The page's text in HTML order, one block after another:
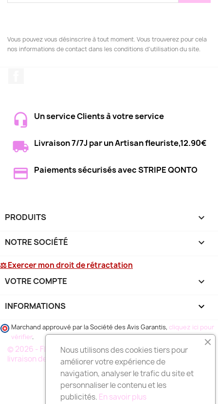
Vous pouvez vous désinscrire à tout moment. Vous trouverez pour cela
nos informations de contact dans les conditions d'utilisation du site.
Un service Clients à votre service
Livraison 7/7J par un Artisan fleuriste,12.90€
Paiements sécurisés avec STRIPE QONTO
PRODUITS 
NOTRE SOCIÉTÉ 
⚖ Exercer mon droit de rétractation
VOTRE COMPTE 
INFORMATIONS keyboard_arrow_down
Marchand approuvé par la Société des Avis Garantis, cliquez ici pour
vérifier.
© 2026 - FLEURS DEUIL MARSEILLE, votre spécialiste de la
livraison de fleurs à MARSEILLE et région
Nous utilisons des cookies tiers pour
améliorer votre expérience de
navigation, analyser le trafic du site et
personnaliser le contenu et les
publicités. En savoir plus